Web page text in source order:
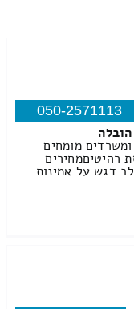
050-2571113
מומחים
רהיטיםמחירים
דגש על אמינות